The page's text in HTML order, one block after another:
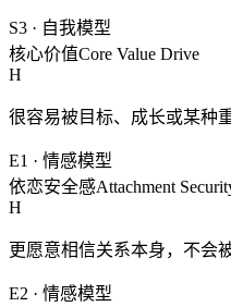
S3 · 自我模型
核心价值Core Value Drive
H
很容易被目标、成长或某种
E1 · 情感模型
依恋安全感Attachment
H
更愿意相信关系本身，不会
E2 · 情感模型